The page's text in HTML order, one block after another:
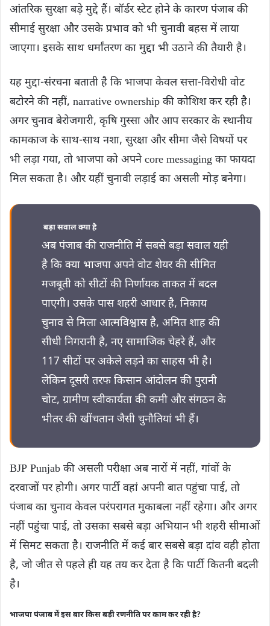
आंतरिक सुरक्षा बड़े मुद्दे हैं। बॉर्डर स्टेट होने के कारण पंजाब की
सीमाई सुरक्षा और उसके प्रभाव को भी चुनावी बहस में लाया
जाएगा। इसके साथ धर्मांतरण का मुद्दा भी उठाने की तैयारी है।
यह मुद्दा-संरचना बताती है कि भाजपा केवल सत्ता-विरोधी वोट
बटोरने की नहीं, narrative ownership की कोशिश कर रही है।
अगर चुनाव बेरोजगारी, कृषि गुस्सा और आप सरकार के स्थानीय
कामकाज के साथ-साथ नशा, सुरक्षा और सीमा जैसे विषयों पर
भी लड़ा गया, तो भाजपा को अपने core messaging का फायदा
मिल सकता है। और यहीं चुनावी लड़ाई का असली मोड़ बनेगा।
बड़ा सवाल क्‍या है
अब पंजाब की राजनीति में सबसे बड़ा सवाल यही
है कि क्या भाजपा अपने वोट शेयर की सीमित
मजबूती को सीटों की निर्णायक ताकत में बदल
पाएगी। उसके पास शहरी आधार है, निकाय
चुनाव से मिला आत्मविश्वास है, अमित शाह की
सीधी निगरानी है, नए सामाजिक चेहरे हैं, और
117 सीटों पर अकेले लड़ने का साहस भी है।
लेकिन दूसरी तरफ किसान आंदोलन की पुरानी
चोट, ग्रामीण स्वीकार्यता की कमी और संगठन के
भीतर की खींचतान जैसी चुनौतियां भी हैं।
BJP Punjab की असली परीक्षा अब नारों में नहीं, गांवों के
दरवाजों पर होगी। अगर पार्टी वहां अपनी बात पहुंचा पाई, तो
पंजाब का चुनाव केवल परंपरागत मुकाबला नहीं रहेगा। और अगर
नहीं पहुंचा पाई, तो उसका सबसे बड़ा अभियान भी शहरी सीमाओं
में सिमट सकता है। राजनीति में कई बार सबसे बड़ा दांव वही होता
है, जो जीत से पहले ही यह तय कर देता है कि पार्टी कितनी बदली
है।
भाजपा पंजाब में इस बार किस बड़ी रणनीति पर काम कर रही है?